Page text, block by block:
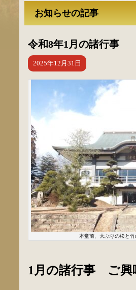
お知らせの記事
令和8年1月の諸行事
2025年12月31日
本堂前、大ぶりの松と
1 月の諸行事 ご興